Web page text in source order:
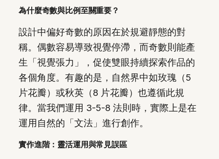
為什麼奇數與比例至關重要？
設計中偏好奇數的原因在於規避靜態的對
稱。偶數容易導致視覺停滯，而奇數則能產
生「視覺張力」，促使雙眼持續探索作品的
各個角度。有趣的是，自然界中如玫瑰（5
片花瓣）或秋英（8 片花瓣）也遵循此規
律。當我們運用 3-5-8 法則時，實際上是在
運用自然的「文法」進行創作。
實作進階：靈活運用與常見誤區